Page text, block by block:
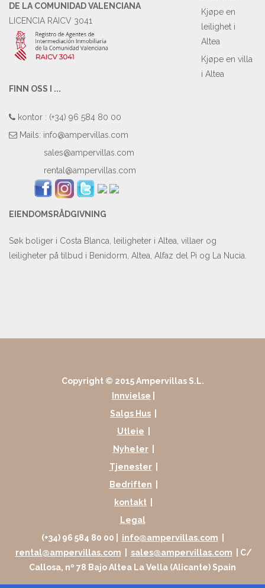
DE LA COMUNIDAD VALENCIANA
LICENCIA RAICV 3041
Kjøpe en
leilighet i
Altea
Kjøpe en villa
i Altea
FINN OSS I ...
kontor : (+34) 96 584 80 00
Mails: info@ampervillas.com
sales@ampervillas.com
rental@ampervillas.com
EIENDOMSRÅDGIVNING
Søk boliger i Costa Blanca, leiligheter i Altea, villaer og
leiligheter på tilbud i Benidorm, Altea, Alfaz del Pi og La Nucia.
Copyright © 2015 Ampervillas S.L.
Innvielse
Salgs Hus
Utleie
Nyheter
Tjenester
Bedriften
kontakt
Legal
(+34) 96 584 80 00 |
info@ampervillas.com
rental@ampervillas.com
sales@ampervillas.com
| C/
Callosa, nº 78 Bajo Altea La Vella (Alicante) Spain